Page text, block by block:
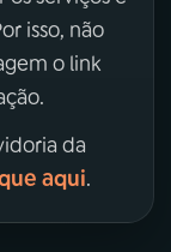
isso, não
o link
da
aqui.